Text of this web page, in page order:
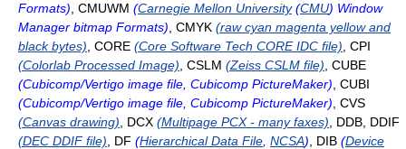
Formats) , CMUWM (Carnegie Mellon University(CMU) Window
Manager bitmap Formats) , CMYK (raw cyan magenta yellow and
black bytes) , CORE (Core Software Tech CORE IDC file) , CPI
(Colorlab Processed Image) , CSLM (Zeiss CSLM file) , CUBE
(Cubicomp/Vertigo image file, Cubicomp PictureMaker) , CUBI
(Cubicomp/Vertigo image file, Cubicomp PictureMaker) , CVS
(Canvas drawing) , DCX (Multipage PCX - many faxes) , DDB, DDIF
(DEC DDIF file) , DF (Hierarchical Data File NCSA) , DIB (Device